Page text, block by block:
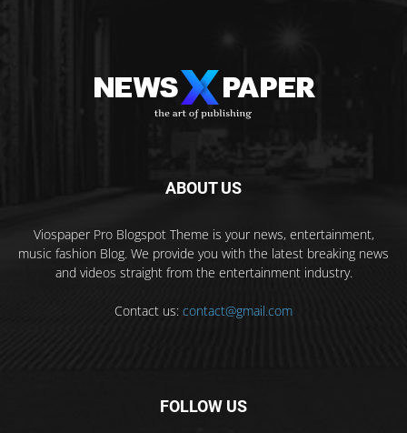
ABOUT US
Viospaper Pro Blogspot Theme is your news, entertainment,
music fashion Blog. We provide you with the latest breaking news
and videos straight from the entertainment industry.
Contact us: contact@gmail.com
FOLLOW US